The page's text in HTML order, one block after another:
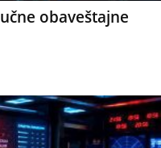
obaveštajne